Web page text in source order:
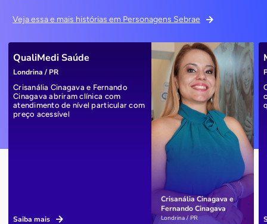
Veja essa e mais histórias em Personagens Sebrae
Crisanália Cinagava e
Fernando Cinagava
Londrina / PR
QualiMedi Saúde
Londrina / PR
Crisanália Cinagava e Fernando
Cinagava abriram clínica com
atendimento de nível particular com
preço acessível
Saiba mais